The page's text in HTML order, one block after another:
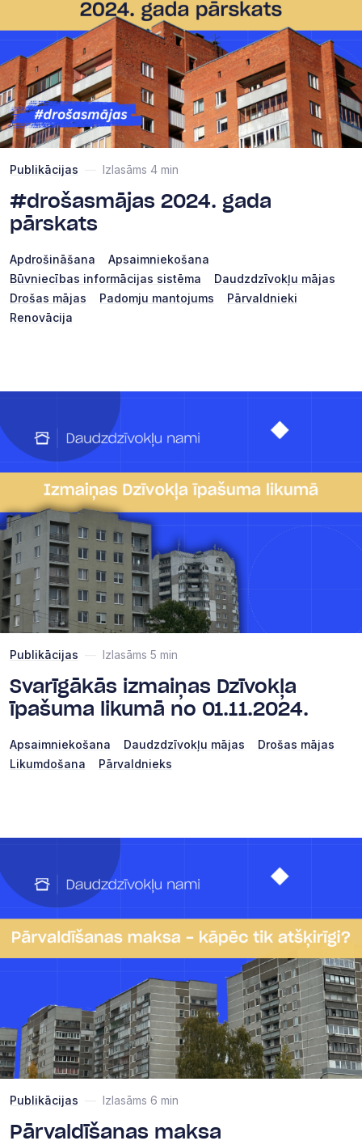
Publikācijas Izlasāms 4 min
#drošasmājas 2024. gada
pārskats
Apdrošināšana
Apsaimniekošana
Būvniecības informācijas sistēma
Daudzdzīvokļu mājas
Drošas mājas
Padomju mantojums
Pārvaldnieki
Renovācija
Publikācijas Izlasāms 5 min
Svarīgākās izmaiņas Dzīvokļa
īpašuma likumā no 01.11.2024.
Apsaimniekošana Daudzdzīvokļu mājas
Drošas mājas
Likumdošana
Pārvaldnieks
Publikācijas Izlasāms 6 min
Pārvaldīšanas maksa